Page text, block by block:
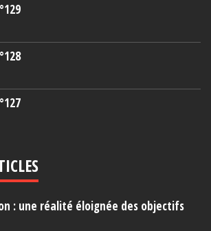
: une réalité éloignée des objectifs